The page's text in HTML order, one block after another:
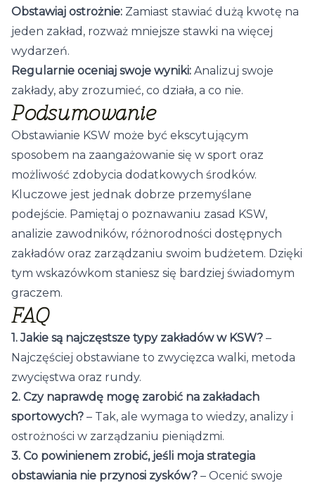
Obstawiaj ostrożnie: Zamiast stawiać dużą kwotę na
jeden zakład, rozważ mniejsze stawki na więcej
wydarzeń.
Regularnie oceniaj swoje wyniki: Analizuj swoje
zakłady, aby zrozumieć, co działa, a co nie.
Podsumowanie
Obstawianie KSW może być ekscytującym
sposobem na zaangażowanie się w sport oraz
możliwość zdobycia dodatkowych środków.
Kluczowe jest jednak dobrze przemyślane
podejście. Pamiętaj o poznawaniu zasad KSW,
analizie zawodników, różnorodności dostępnych
zakładów oraz zarządzaniu swoim budżetem. Dzięki
tym wskazówkom staniesz się bardziej świadomym
graczem.
FAQ
1. Jakie są najczęstsze typy zakładów w KSW? –
Najczęściej obstawiane to zwycięzca walki, metoda
zwycięstwa oraz rundy.
2. Czy naprawdę mogę zarobić na zakładach
sportowych? – Tak, ale wymaga to wiedzy, analizy i
ostrożności w zarządzaniu pieniądzmi.
3. Co powinienem zrobić, jeśli moja strategia
obstawiania nie przynosi zysków? – Ocenić swoje